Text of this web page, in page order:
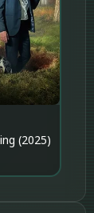
(2025)